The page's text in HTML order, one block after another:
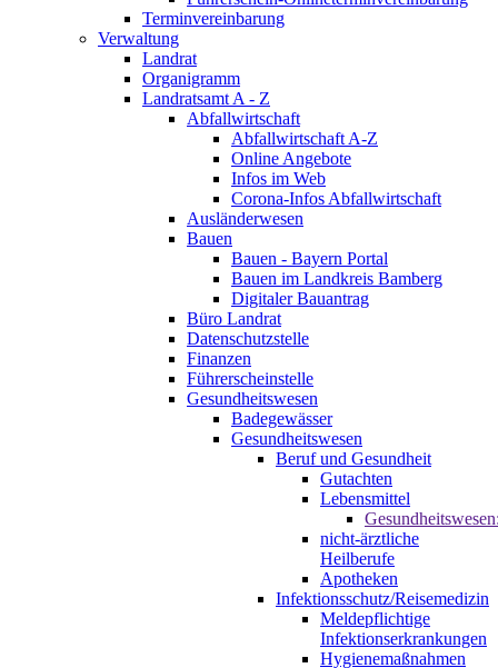
Terminvereinbarung
Verwaltung
Landrat
Organigramm
Landratsamt A - Z
Abfallwirtschaft
Abfallwirtschaft A-Z
Online Angebote
Infos im Web
Corona-Infos Abfallwirtschaft
Ausländerwesen
Bauen
Bauen - Bayern Portal
Bauen im Landkreis Bamberg
Digitaler Bauantrag
Büro Landrat
Datenschutzstelle
Finanzen
Führerscheinstelle
Gesundheitswesen
Badegewässer
Gesundheitswesen
Beruf und Gesundheit
Gutachten
Lebensmittel
nicht-ärztliche
Heilberufe
Apotheken
Infektionsschutz/Reisemedizin
Meldepflichtige
Infektionserkrankungen
Hygienemaßnahmen